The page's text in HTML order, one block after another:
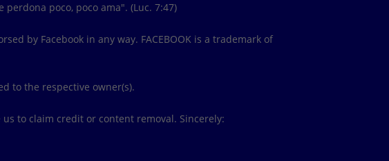
poco, poco ama". (Luc. 7:47)
by Facebook in any way. FACEBOOK is a trademark of
to the respective owner(s).
to claim credit or content removal. Sincerely: